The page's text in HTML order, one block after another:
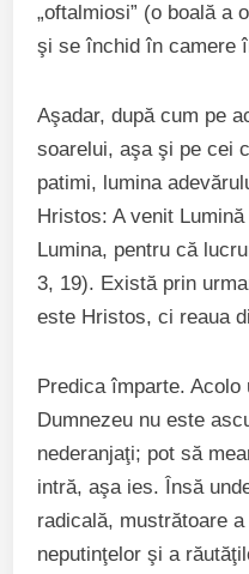
„oftalmiosi” (o boală a
şi se închid în camere
Aşadar, după cum pe
soarelui, aşa şi pe cei
patimi, lumina
Hristos: A venit
Lumina, pentru că
3, 19). Există prin
este Hristos, ci reaua
Predica împarte. Acolo
Dumnezeu nu este
nederanjaţi; pot să
intră, aşa ies. Însă
radicală, mustrătoare
neputinţelor şi a